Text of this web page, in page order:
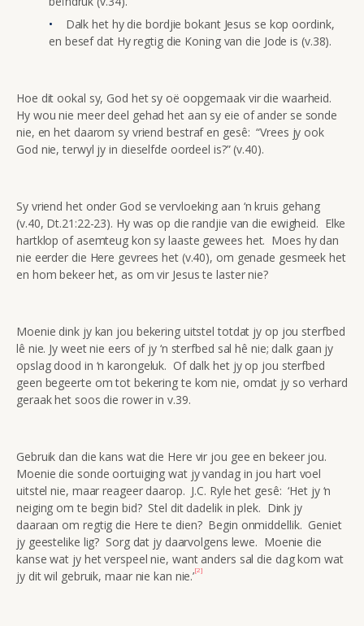
Dalk het hy die bordjie bokant Jesus se kop oordink,
en besef dat Hy regtig die Koning van die Jode is (v.38).
Hoe dit ookal sy, God het sy oë oopgemaak vir die waarheid.
Hy wou nie meer deel gehad het aan sy eie of ander se sonde
nie, en het daarom sy vriend bestraf en gesê: “Vrees jy ook
God nie, terwyl jy in dieselfde oordeel is?” (v.40).
Sy vriend het onder God se vervloeking aan ‘n kruis gehang
(v.40, Dt.21:22-23). Hy was op die randjie van die ewigheid. Elke
hartklop of asemteug kon sy laaste gewees het. Moes hy dan
nie eerder die Here gevrees het (v.40), om genade gesmeek het
en hom bekeer het, as om vir Jesus te laster nie?
Moenie dink jy kan jou bekering uitstel totdat jy op jou sterfbed
lê nie. Jy weet nie eers of jy ‘n sterfbed sal hê nie; dalk gaan jy
opslag dood in ‘n karongeluk. Of dalk het jy op jou sterfbed
geen begeerte om tot bekering te kom nie, omdat jy so verhard
geraak het soos die rower in v.39.
Gebruik dan die kans wat die Here vir jou gee en bekeer jou.
Moenie die sonde oortuiging wat jy vandag in jou hart voel
uitstel nie, maar reageer daarop. J.C. Ryle het gesê: ‘Het jy ‘n
neiging om te begin bid? Stel dit dadelik in plek. Dink jy
daaraan om regtig die Here te dien? Begin onmiddellik. Geniet
jy geestelike lig? Sorg dat jy daarvolgens lewe. Moenie die
kanse wat jy het verspeel nie, want anders sal die dag kom wat
jy dit wil gebruik, maar nie kan nie.’[2]